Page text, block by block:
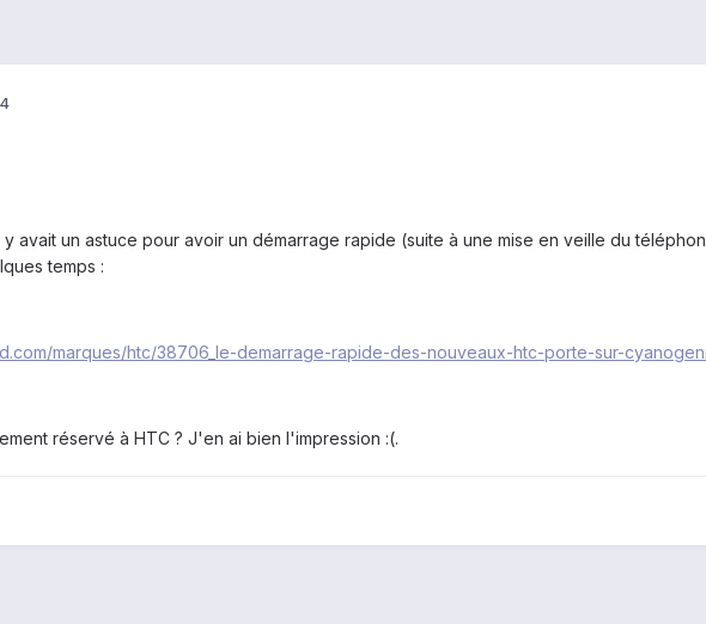
avait un astuce pour avoir un démarrage rapide (suite à une mise en veille du
temps :
marques/htc/38706_le-demarrage-rapide-des-nouveaux-htc-porte-sur-
réservé à HTC ? J'en ai bien l'impression :(.